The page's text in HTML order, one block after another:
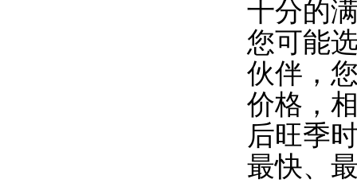
十分的
您可能
伙伴，
价格，
后旺季
最快、